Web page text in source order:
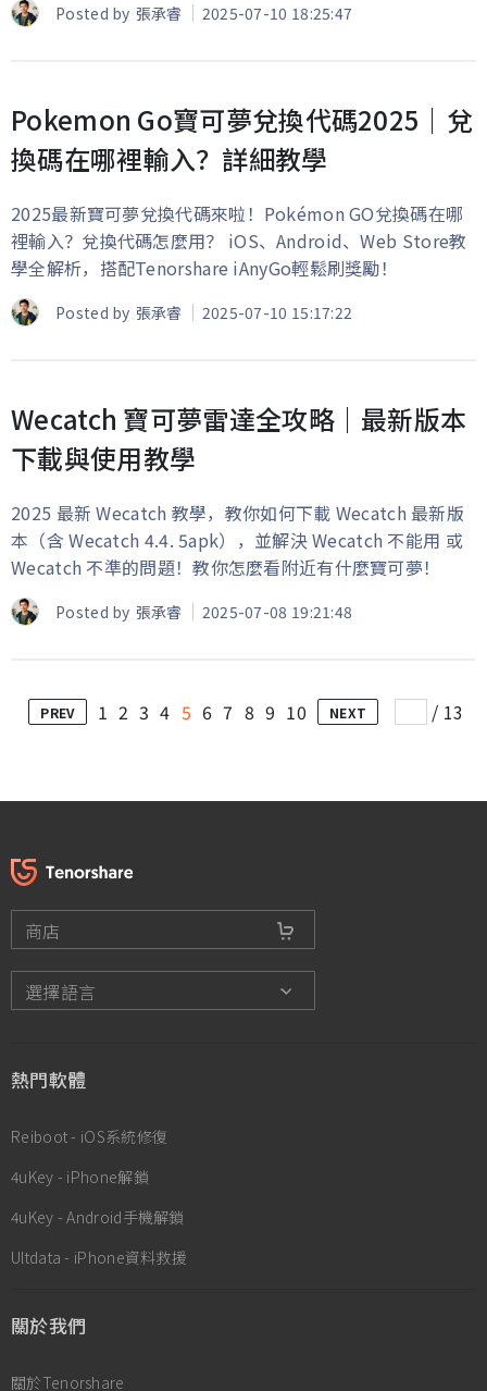
Posted by 張承睿 2025-07-10 18:25:47
Pokemon Go寶可夢兌換代碼2025｜兌
換碼在哪裡輸入？詳細教學
2025最新寶可夢兌換代碼來啦！Pokémon GO兌換碼在哪
裡輸入？兌換代碼怎麼用？ iOS、Android、Web Store教
學全解析，搭配Tenorshare iAnyGo輕鬆刷獎勵！
Posted by 張承睿 2025-07-10 15:17:22
Wecatch 寶可夢雷達全攻略｜最新版本
下載與使用教學
2025 最新 Wecatch 教學，教你如何下載 Wecatch 最新版
本（含 Wecatch 4.4. 5apk），並解決 Wecatch 不能用 或
Wecatch 不準的問題！教你怎麼看附近有什麼寶可夢！
Posted by 張承睿 2025-07-08 19:21:48
PREV 1 2 3 4 5 6 7 8 9 10 NEXT / 13
商店
選擇語言
熱門軟體
Reiboot - iOS系統修復
4uKey - iPhone解鎖
4uKey - Android手機解鎖
Ultdata - iPhone資料救援
關於我們
關於Tenorshare